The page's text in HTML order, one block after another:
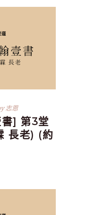
志恩
] 第3堂
長老) (約